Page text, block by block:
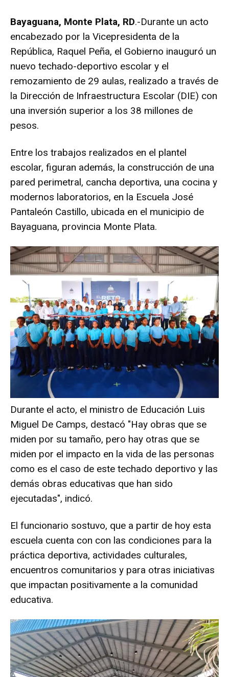
Bayaguana, Monte Plata, RD.-Durante un acto
encabezado por la Vicepresidenta de la
República, Raquel Peña, el Gobierno inauguró un
nuevo techado-deportivo escolar y el
remozamiento de 29 aulas, realizado a través de
la Dirección de Infraestructura Escolar (DIE) con
una inversión superior a los 38 millones de
pesos.
Entre los trabajos realizados en el plantel
escolar, figuran además, la construcción de una
pared perimetral, cancha deportiva, una cocina y
modernos laboratorios, en la Escuela José
Pantaleón Castillo, ubicada en el municipio de
Bayaguana, provincia Monte Plata.
Durante el acto, el ministro de Educación Luis
Miguel De Camps, destacó "Hay obras que se
miden por su tamaño, pero hay otras que se
miden por el impacto en la vida de las personas
como es el caso de este techado deportivo y las
demás obras educativas que han sido
ejecutadas", indicó.
El funcionario sostuvo, que a partir de hoy esta
escuela cuenta con con las condiciones para la
práctica deportiva, actividades culturales,
encuentros comunitarios y para otras iniciativas
que impactan positivamente a la comunidad
educativa.